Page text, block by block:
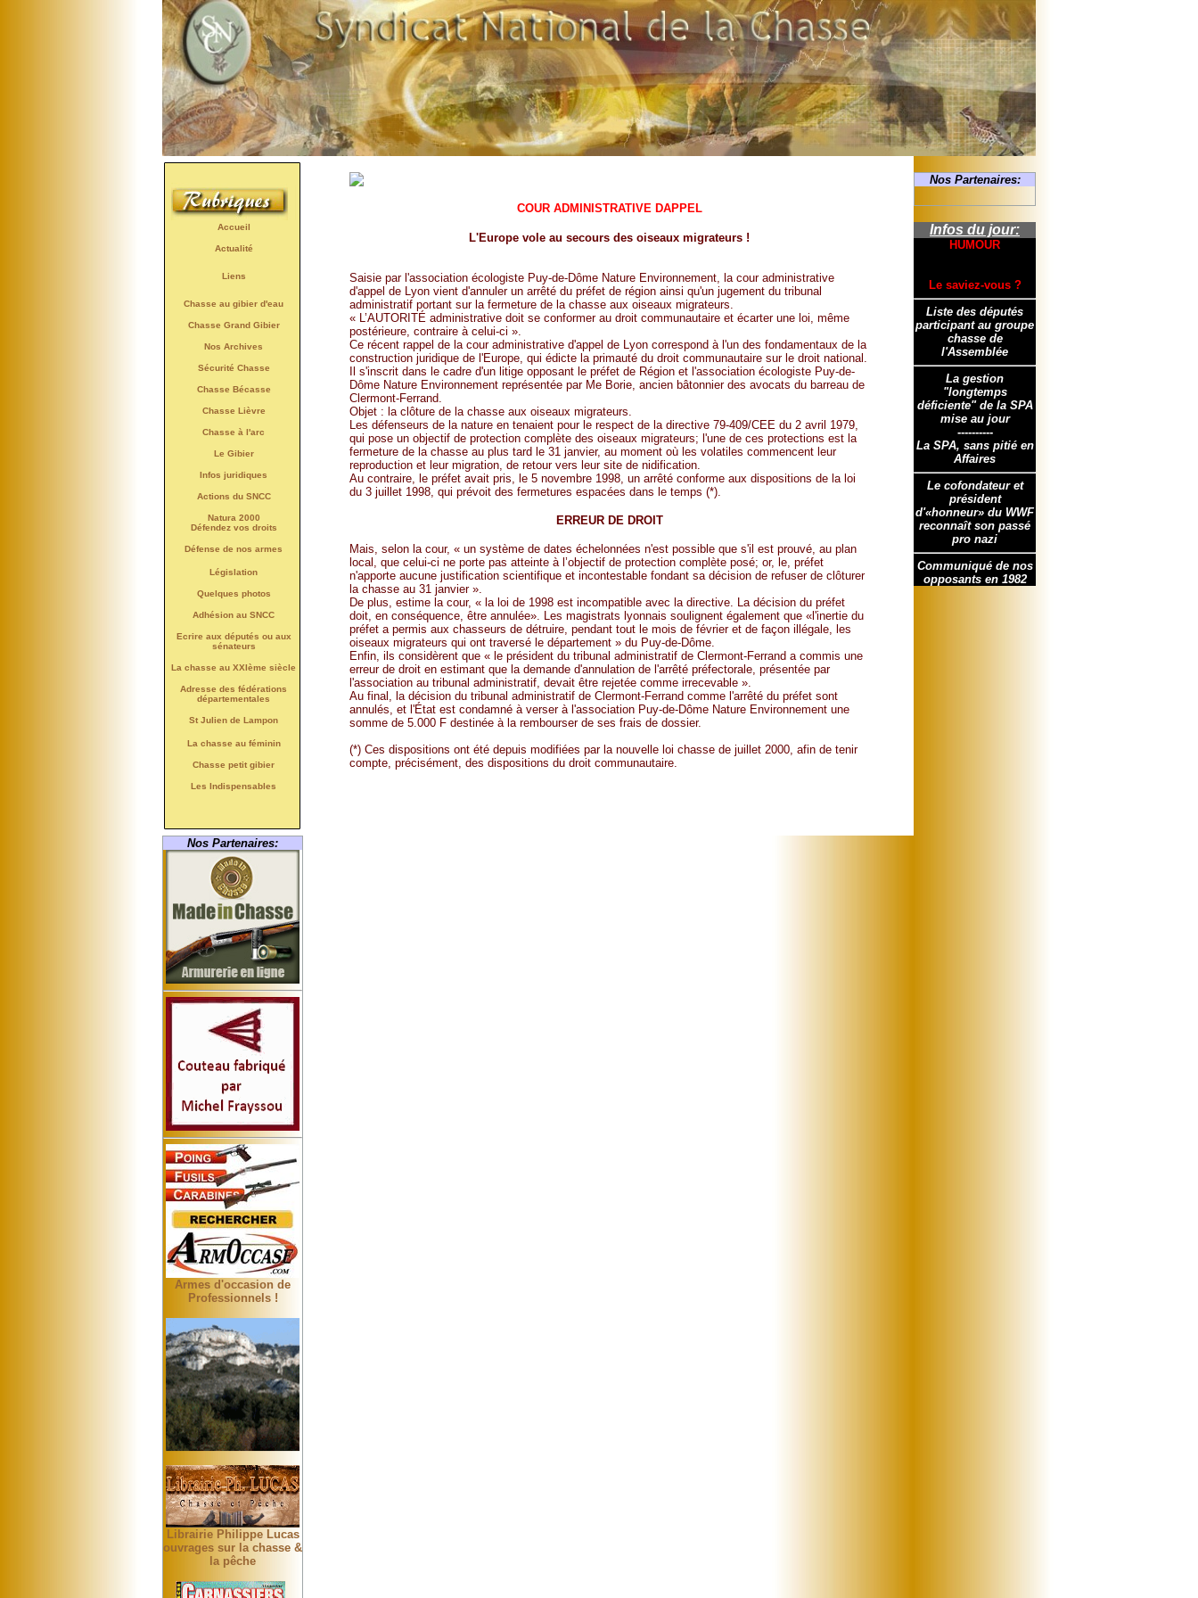
Accueil
Actualité
Liens
Chasse au gibier d'eau
Chasse Grand Gibier
Nos Archives
Sécurité Chasse
Chasse Bécasse
Chasse Lièvre
Chasse à l'arc
Le Gibier
Infos juridiques
Actions du SNCC
Natura 2000
Défendez vos droits
Défense de nos armes
Législation
Quelques photos
Adhésion au SNCC
Ecrire aux députés ou aux
sénateurs
La chasse au XXIème siècle
Adresse des fédérations
départementales
St Julien de Lampon
La chasse au féminin
Chasse petit gibier
Les Indispensables
Nos Partenaires:
Armes d'occasion de
Professionnels !
Librairie Philippe Lucas
ouvrages sur la chasse &
la pêche
COUR ADMINISTRATIVE DAPPEL
L'Europe vole au secours des oiseaux migrateurs !
Saisie par l'association écologiste Puy-de-Dôme Nature Environnement, la cour administrative
d'appel de Lyon vient d'annuler un arrêté du préfet de région ainsi qu'un jugement du tribunal
administratif portant sur la fermeture de la chasse aux oiseaux migrateurs.
« L’AUTORITÉ administrative doit se conformer au droit communautaire et écarter une loi, même
postérieure, contraire à celui-ci ».
Ce récent rappel de la cour administrative d'appel de Lyon correspond à l'un des fondamentaux de la
construction juridique de l'Europe, qui édicte la primauté du droit communautaire sur le droit national.
Il s'inscrit dans le cadre d'un litige opposant le préfet de Région et l'association écologiste Puy-de-
Dôme Nature Environnement représentée par Me Borie, ancien bâtonnier des avocats du barreau de
Clermont-Ferrand.
Objet : la clôture de la chasse aux oiseaux migrateurs.
Les défenseurs de la nature en tenaient pour le respect de la directive 79-409/CEE du 2 avril 1979,
qui pose un objectif de protection complète des oiseaux migrateurs; l'une de ces protections est la
fermeture de la chasse au plus tard le 31 janvier, au moment où les volatiles commencent leur
reproduction et leur migration, de retour vers leur site de nidification.
Au contraire, le préfet avait pris, le 5 novembre 1998, un arrêté conforme aux dispositions de la loi
du 3 juillet 1998, qui prévoit des fermetures espacées dans le temps (*).
ERREUR DE DROIT
Mais, selon la cour, « un système de dates échelonnées n'est possible que s'il est prouvé, au plan
local, que celui-ci ne porte pas atteinte à l’objectif de protection complète posé; or, le, préfet
n'apporte aucune justification scientifique et incontestable fondant sa décision de refuser de clôturer
la chasse au 31 janvier ».
De plus, estime la cour, « la loi de 1998 est incompatible avec la directive. La décision du préfet
doit, en conséquence, être annulée». Les magistrats lyonnais soulignent également que «l'inertie du
préfet a permis aux chasseurs de détruire, pendant tout le mois de février et de façon illégale, les
oiseaux migrateurs qui ont traversé le département » du Puy-de-Dôme.
Enfin, ils considèrent que « le président du tribunal administratif de Clermont-Ferrand a commis une
erreur de droit en estimant que la demande d'annulation de l'arrêté préfectorale, présentée par
l'association au tribunal administratif, devait être rejetée comme irrecevable ».
Au final, la décision du tribunal administratif de Clermont-Ferrand comme l'arrêté du préfet sont
annulés, et l'État est condamné à verser à l'association Puy-de-Dôme Nature Environnement une
somme de 5.000 F destinée à la rembourser de ses frais de dossier.
(*) Ces dispositions ont été depuis modifiées par la nouvelle loi chasse de juillet 2000, afin de tenir
compte, précisément, des dispositions du droit communautaire.
Nos Partenaires:
Infos du jour:
HUMOUR
Le saviez-vous ?
Liste des députés
participant au groupe
chasse de
l'Assemblée
La gestion
"longtemps
déficiente" de la SPA
mise au jour
----------
La SPA, sans pitié en
Affaires
Le cofondateur et
président
d'«honneur» du WWF
reconnaît son passé
pro nazi
Communiqué de nos
opposants en 1982